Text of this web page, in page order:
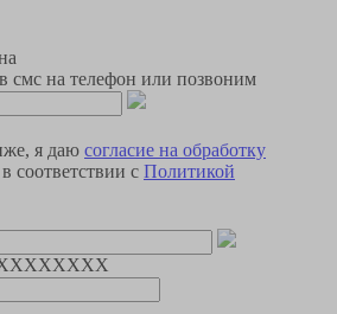
смс на телефон или позвоним
я даю согласие на обработку
в соответствии с Политикой